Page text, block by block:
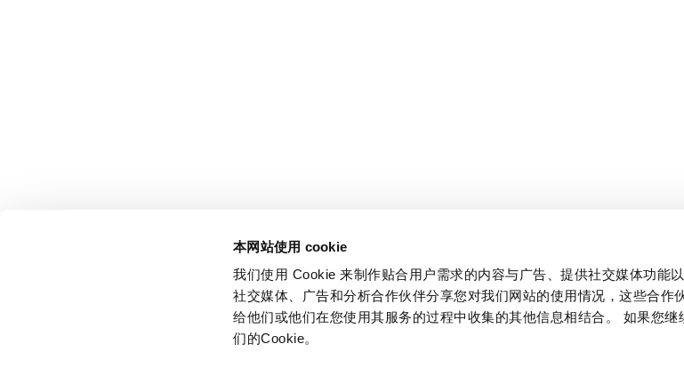
本网站使用 cookie
我们使用 Cookie 来制作贴合用户需求的内容与广告、提供社交媒体功能
社交媒体、广告和分析合作伙伴分享您对我们网站的使用情况，这些合作
给他们或他们在您使用其服务的过程中收集的其他信息相结合。 如果您
们的Cookie。